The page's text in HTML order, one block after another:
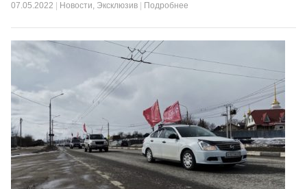
07.05.2022 Новости, Эксклюзив Подробнее